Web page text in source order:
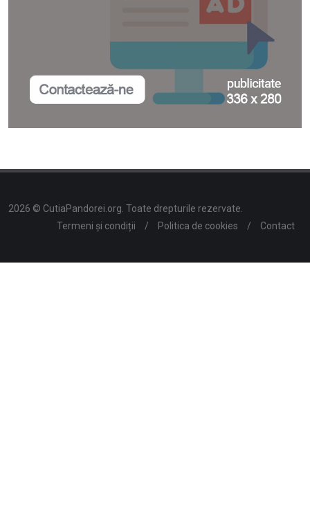
2026 © CutiaPandorei.org. Toate drepturile rezervate.
Termeni și condiții
/ Politica de cookies / Contact